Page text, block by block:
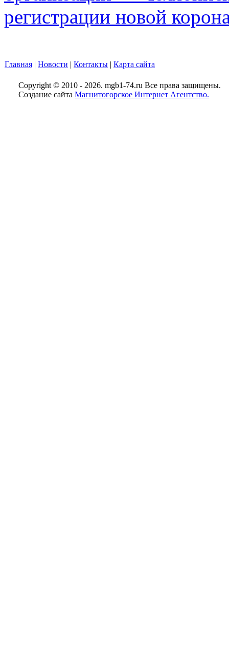
регистрации новой
Главная | Новости | Контакты | Карта сайта
Copyright © 2010 - 2026. mgb1-74.ru Все права защищены.
Создание сайта Магнитогорское Интернет Агентство.